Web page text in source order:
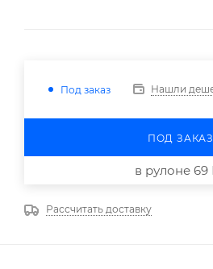
Под заказ Нашли
ПОД ЗАКАЗ
в рулоне
Рассчитать доставку